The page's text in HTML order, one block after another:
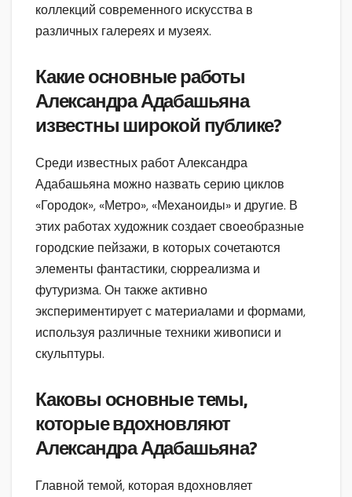
коллекций современного искусства в
различных галереях и музеях.
Какие основные работы
Александра Адабашьяна
известны широкой публике?
Среди известных работ Александра
Адабашьяна можно назвать серию циклов
«Городок», «Метро», «Механоиды» и другие. В
этих работах художник создает своеобразные
городские пейзажи, в которых сочетаются
элементы фантастики, сюрреализма и
футуризма. Он также активно
экспериментирует с материалами и формами,
используя различные техники живописи и
скульптуры.
Каковы основные темы,
которые вдохновляют
Александра Адабашьяна?
Главной темой, которая вдохновляет